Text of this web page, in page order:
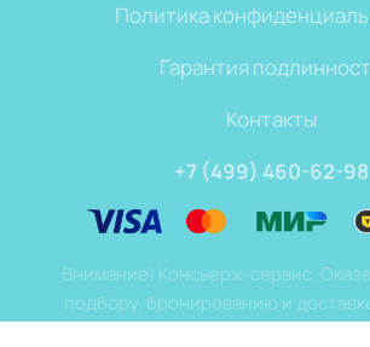
Политика
Гарантия
Контакты
+7 (499) 460-62-98
Внимание! Консьерж-сервис.
подбору, бронированию и